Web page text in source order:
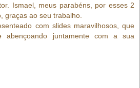
Ismael, meus parabéns, por esses 2
graças ao seu trabalho.
com slides maravilhosos, que
abençoando juntamente com a sua